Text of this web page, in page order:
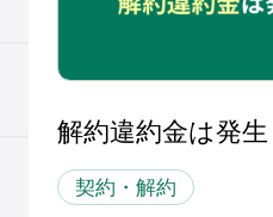
解約違約金は発
契約・解約